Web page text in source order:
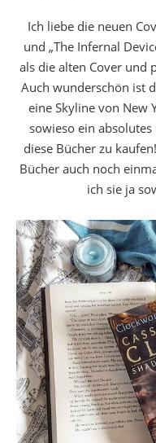
Ich liebe die neuen
und „The Infernal
als die alten Cover und
Auch wunderschön ist
eine Skyline von New
sowieso ein
diese Bücher zu
Bücher auch noch
ich sie ja